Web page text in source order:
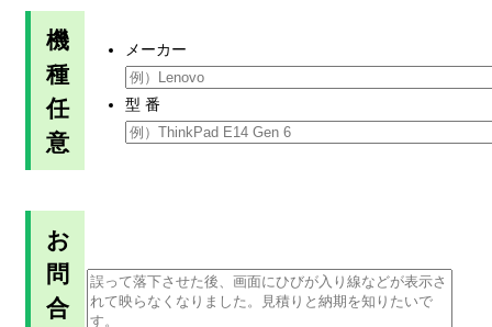
機
種
任
意
メーカー
型 番
お
問
合